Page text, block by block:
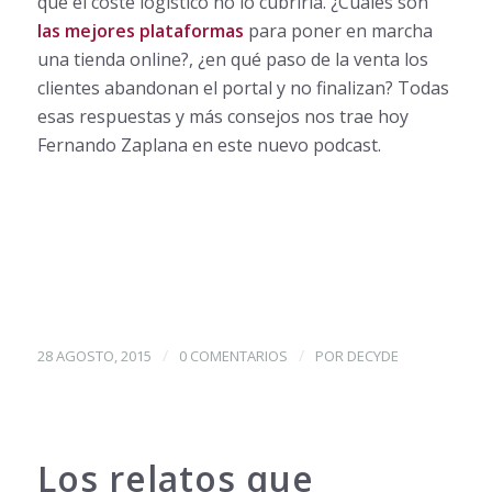
las mejores plataformas para poner en marcha
una tienda online?, ¿en qué paso de la venta los
clientes abandonan el portal y no finalizan? Todas
esas respuestas y más consejos nos trae hoy
Fernando Zaplana en este nuevo podcast.
28 AGOSTO, 2015 / 0 COMENTARIOS / POR DECYDE
Los relatos que